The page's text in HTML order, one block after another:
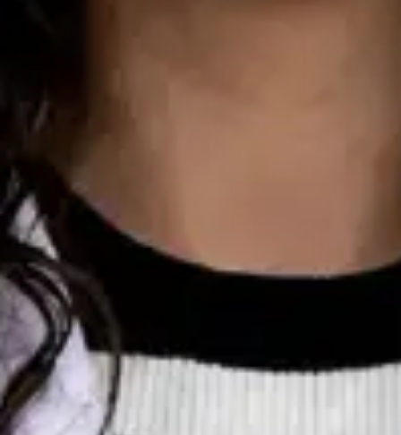
Registo
OM | 44172
Colégio Especialidade Oncologia
Idiomas
English, Spanish, French, Portuguese
Marcar consulta Ver perfil
Dr Egas Moura — Paediatrician, Global Health Portugal Dr